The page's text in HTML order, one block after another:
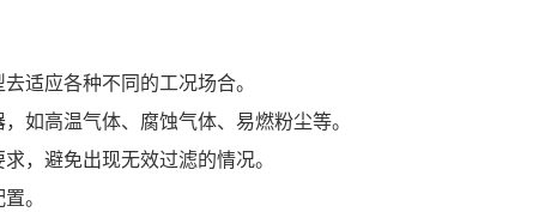
适应各种不同的工况场合。
如高温气体、腐蚀气体、易燃粉尘等。
，避免出现无效过滤的情况。
。